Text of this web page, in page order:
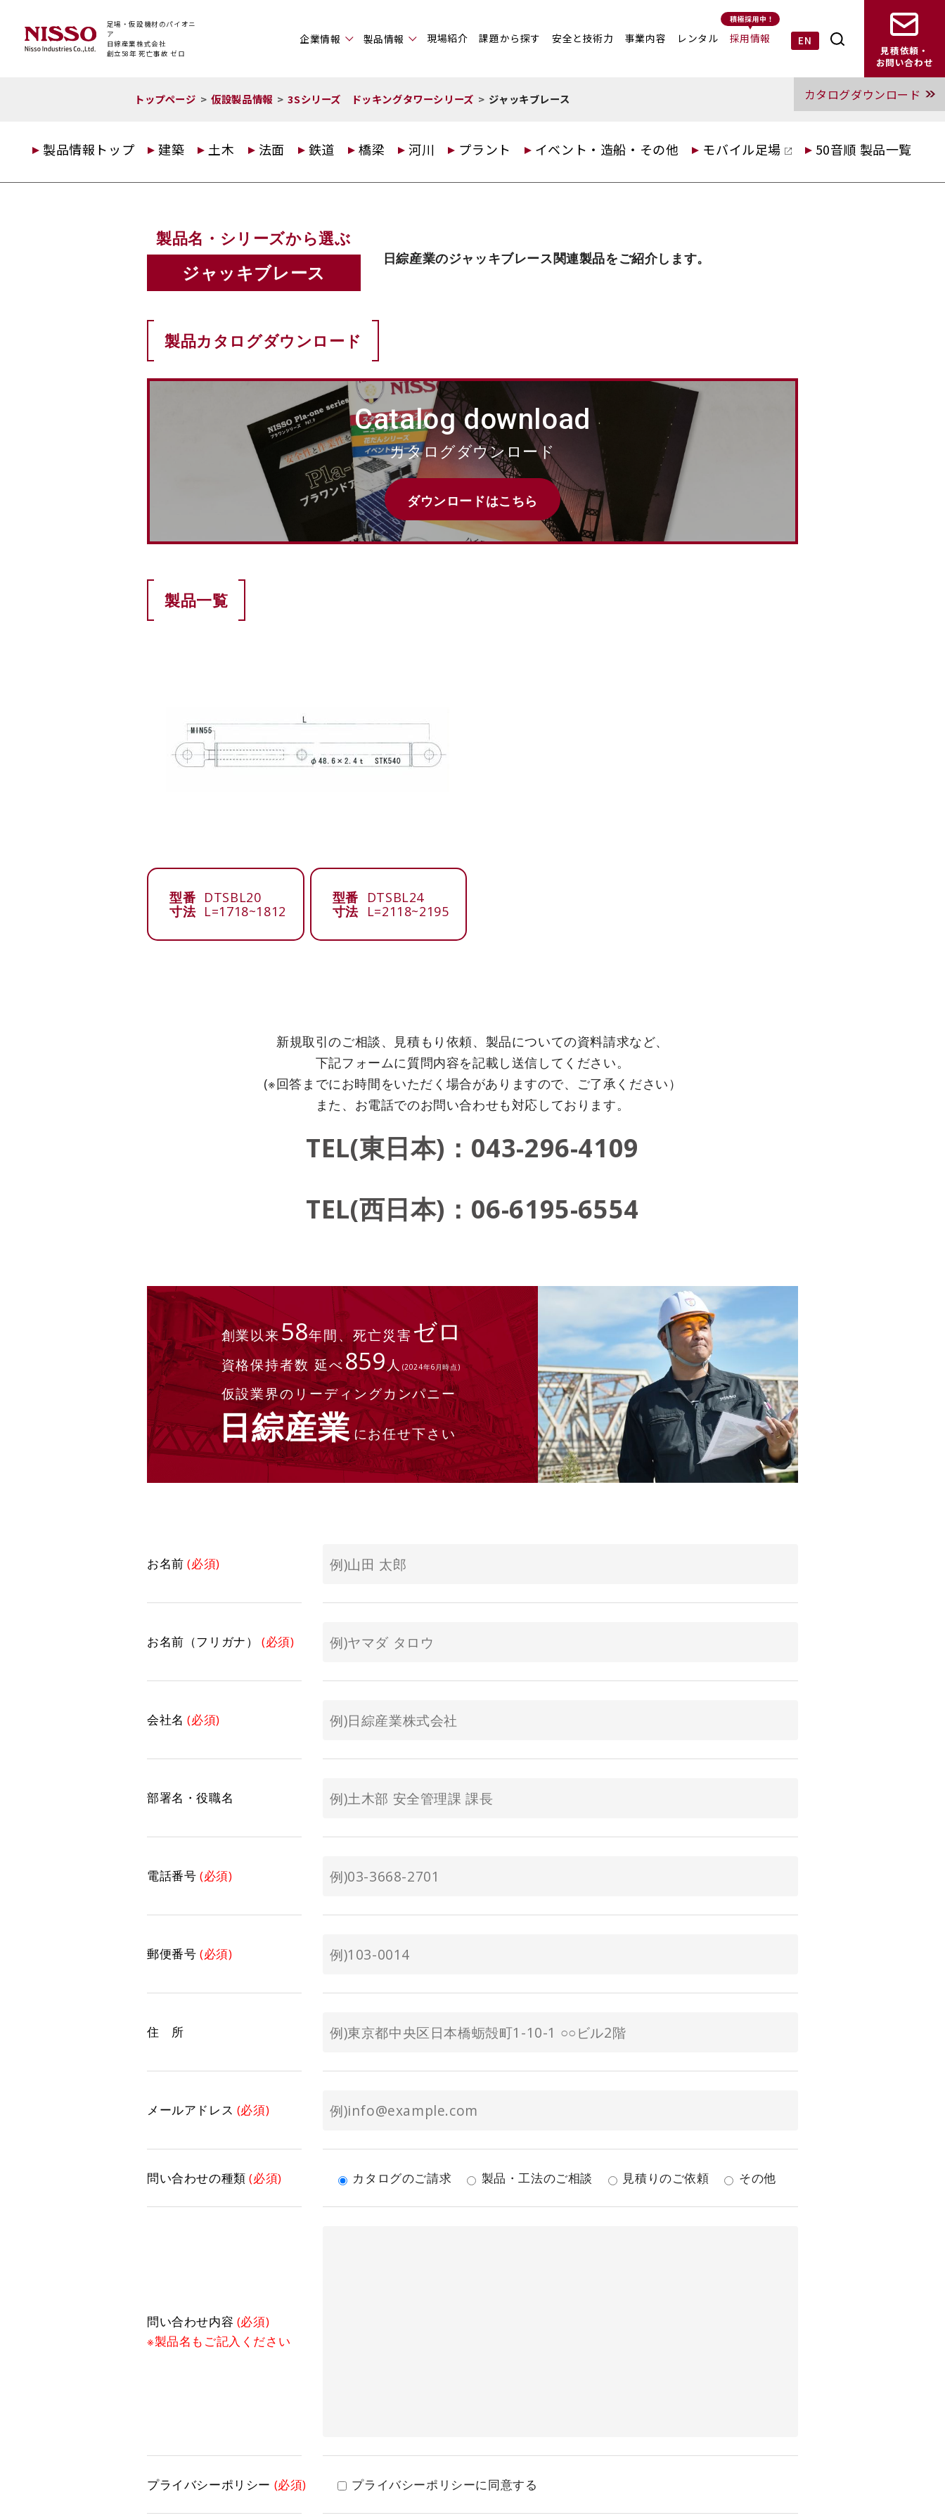
足場・仮設機材のパイオニ
ア
日綜産業株式会社
創立58年 死亡事故 ゼロ
企業情報 製品情報 現場紹介 課題から探す 安全と技術力 事業内容 レンタル 採用情報 EN
見積依頼・
お問い合わせ
カタログダウンロード
トップページ 仮設製品情報 3Sシリーズ ドッキングタワーシリーズ ジャッキブレース
製品情報トップ 建築 土木 法面 鉄道 橋梁 河川 プラント イベント・造船・その他 モバイル足場 50音順 製品一覧
製品名・シリーズから選ぶ
ジャッキブレース
日綜産業のジャッキブレース関連製品をご紹介します。
製品カタログダウンロード
Catalog download
カタログダウンロード
ダウンロードはこちら
製品一覧
型番 DTSBL20
寸法 L=1718~1812
型番
DTSBL24
寸法 L=2118~2195
新規取引のご相談、見積もり依頼、製品についての資料請求など、
下記フォームに質問内容を記載し送信してください。
(※回答までにお時間をいただく場合がありますので、ご了承ください）
また、お電話でのお問い合わせも対応しております。
TEL(東日本)：043-296-4109
TEL(西日本)：06-6195-6554
創業以来58年間、死亡災害ゼロ
資格保持者数 延べ859人 (2024年6月時点)
仮設業界のリーディングカンパニー
日綜産業にお任せ下さい
お名前(必須)
お名前（フリガナ）(必須)
会社名(必須)
部署名・役職名
電話番号 (必須)
郵便番号 (必須)
住 所
メールアドレス (必須)
問い合わせの種類(必須) カタログのご請求 製品・工法のご相談 見積りのご依頼 その他
問い合わせ内容 (必須)
※製品名もご記入ください
プライバシーポリシー (必須) プライバシーポリシーに同意する